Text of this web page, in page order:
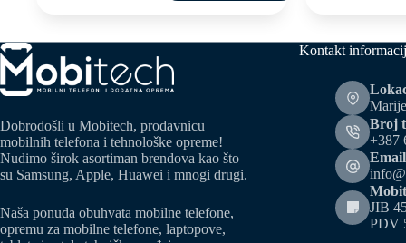
Dobrodošli u Mobitech, prodavnicu
mobilnih telefona i tehnološke opreme!
Nudimo širok asortiman brendova kao što
su Samsung, Apple, Huawei i mnogi drugi.
Naša ponuda obuhvata mobilne telefone,
opremu za mobilne telefone, laptopove,
Kontakt
Broj
+387
JIB
PDV